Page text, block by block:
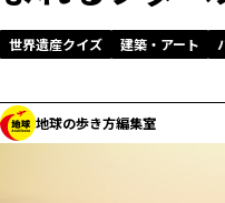
世界遺産クイズ 建築・アート
地球の歩き方編集室